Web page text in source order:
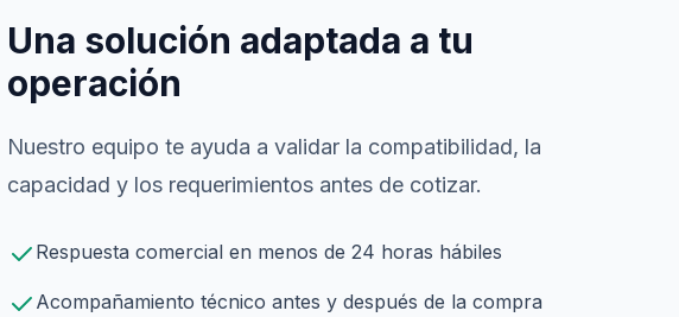
Una solución adaptada a tu
operación
Nuestro equipo te ayuda a validar la compatibilidad, la
capacidad y los requerimientos antes de cotizar.
Respuesta comercial en menos de 24 horas hábiles
Acompañamiento técnico antes y después de la compra